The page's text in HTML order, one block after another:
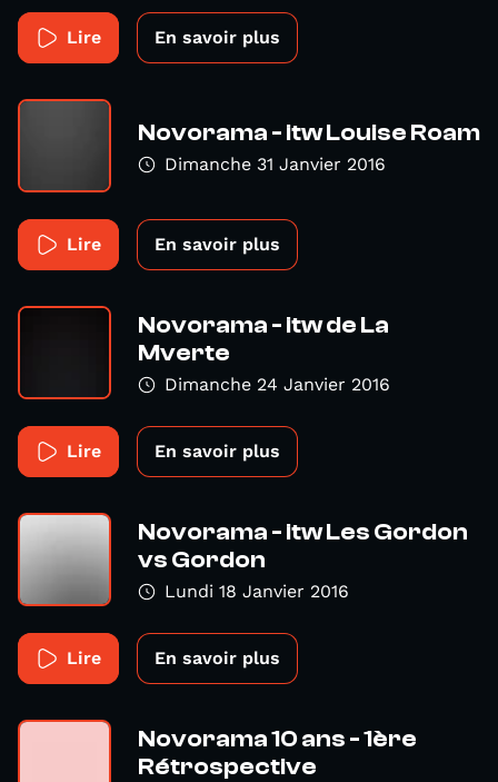
Lire En savoir plus
Novorama - itw Louise Roam
Dimanche 31 Janvier 2016
Lire En savoir plus
Novorama - itw de La
Mverte
Dimanche 24 Janvier 2016
Lire En savoir plus
Novorama - itw Les Gordon
vs Gordon
Lundi 18 Janvier 2016
Lire En savoir plus
Novorama 10 ans - 1ère
Rétrospective